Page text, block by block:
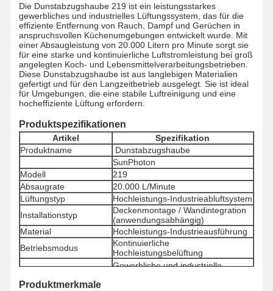
Die Dunstabzugshaube 219 ist ein leistungsstarkes
gewerbliches und industrielles Lüftungssystem, das für die
effiziente Entfernung von Rauch, Dampf und Gerüchen in
anspruchsvollen Küchenumgebungen entwickelt wurde. Mit
einer Absaugleistung von 20.000 Litern pro Minute sorgt sie
für eine starke und kontinuierliche Luftstromleistung bei groß
angelegten Koch- und Lebensmittelverarbeitungsbetrieben.
Diese Dunstabzugshaube ist aus langlebigen Materialien
gefertigt und für den Langzeitbetrieb ausgelegt. Sie ist ideal
für Umgebungen, die eine stabile Luftreinigung und eine
hocheffiziente Lüftung erfordern.
Produktspezifikationen
Artikel
Spezifikation
Produktname
Dunstabzugshaube
SunPhoton
Modell
219
Absaugrate
20.000 L/Minute
Lüftungstyp
Hochleistungs-Industrieabluftsystem
Installationstyp
Deckenmontage / Wandintegration
(anwendungsabhängig)
Material
Hochleistungs-Industrieausführung
Betriebsmodus
Kontinuierliche
Hochleistungsbelüftung
Gewerbliche und industrielle
Produktmerkmale